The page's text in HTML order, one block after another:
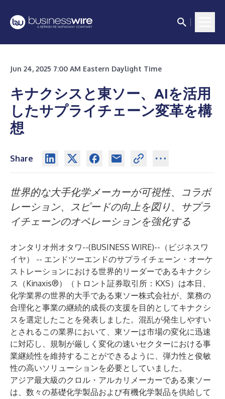
Jun 24, 2025 7:00 AM Eastern Daylight Time
キナクシスと東ソー、AIを活用
したサプライチェーン変革を構
想
Share
世界的な大手化学メーカーが可視性、コラボ
レーション、スピードの向上を図り、サプラ
イチェーンのオペレーションを強化する
オンタリオ州オタワ--(BUSINESS WIRE)-- （ビジネスワ
イヤ） -- エンドツーエンドのサプライチェーン・オーケ
ストレーションにおける世界的リーダーであるキナクシ
ス（Kinaxis®）（トロント証券取引所：KXS）は本日、
化学業界の世界的大手である東ソー株式会社が、業務の
合理化と事業の継続的成長の支援を目的としてキナクシ
スを選定したことを発表しました。混乱が発生しやすい
とされるこの業界において、東ソーは市場の変化に迅速
に対応し、規制が厳しく変化の速いセクターにおける事
業継続性を維持することができるように、弾力性と俊敏
性の高いソリューションを必要としていました。
アジア最大級のクロル・アルカリメーカーである東ソー
は、数々の基礎化学製品および有機化学製品を供給して